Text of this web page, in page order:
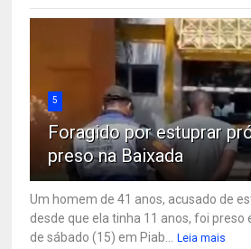
5
Foragido por estuprar
preso na Baixada
Um homem de 41 anos, acusado de
desde que ela tinha 11 anos, foi
de sábado (15) em Piab...
Leia mais